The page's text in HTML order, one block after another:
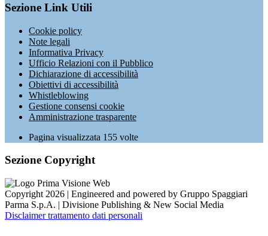
Sezione Link Utili
Cookie policy
Note legali
Informativa Privacy
Ufficio Relazioni con il Pubblico
Dichiarazione di accessibilità
Obiettivi di accessibilità
Whistleblowing
Gestione consensi cookie
Amministrazione trasparente
Pagina visualizzata 155 volte
Sezione Copyright
Copyright 2026 | Engineered and powered by Gruppo Spaggiari
Parma S.p.A. | Divisione Publishing & New Social Media
Disclaimer trattamento dati personali